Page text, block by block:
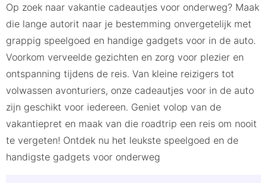
Cadeautjes voor onderweg tegen een saaie
autorit
Praktische auto cadeautjes
Leuke dingen voor in de auto
Op zoek naar vakantie cadeautjes voor onderweg? Maak
die lange autorit naar je bestemming onvergetelijk met
grappig speelgoed en handige gadgets voor in de auto.
Voorkom verveelde gezichten en zorg voor plezier en
ontspanning tijdens de reis. Van kleine reizigers tot
volwassen avonturiers, onze cadeautjes voor in de auto
zijn geschikt voor iedereen. Geniet volop van de
vakantiepret en maak van die roadtrip een reis om nooit
te vergeten! Ontdek nu het leukste speelgoed en de
handigste gadgets voor onderweg